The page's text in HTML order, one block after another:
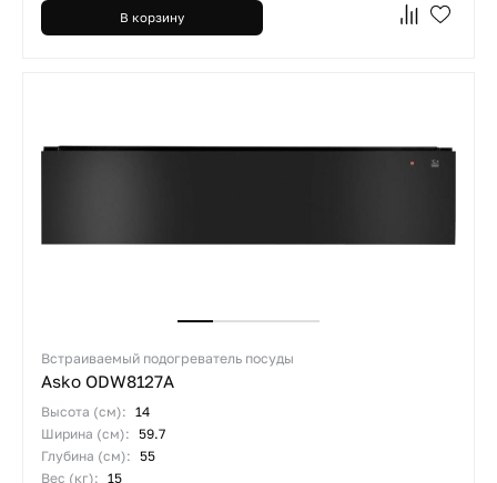
В корзину
Встраиваемый подогреватель посуды
Asko ODW8127A
Высота (см): 14
Ширина (см): 59.7
Глубина (см): 55
Вес (кг): 15